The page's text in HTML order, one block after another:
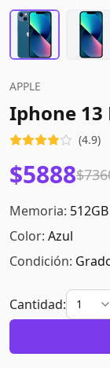
APPLE
Iphone 13
(4.9)
$5888
Memoria: 512GB
Color: Azul
Condición:
Cantidad: